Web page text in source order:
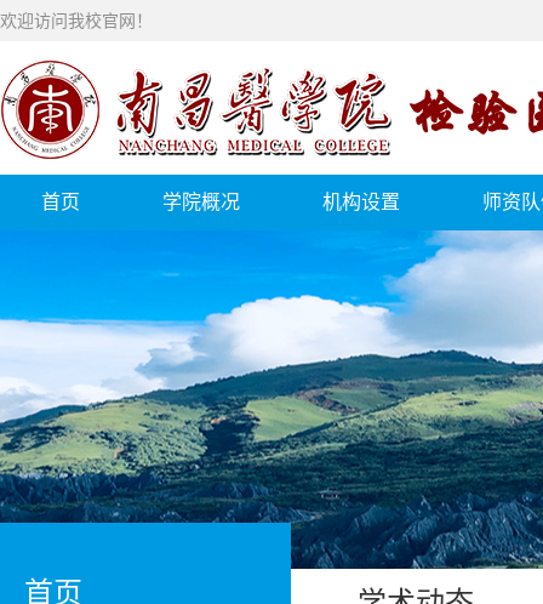
欢迎访问我校官网！
首页 学院概况 机构设置 师资
首页